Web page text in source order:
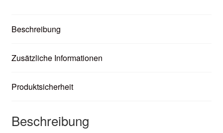
Beschreibung
Zusätzliche Informationen
Produktsicherheit
Beschreibung